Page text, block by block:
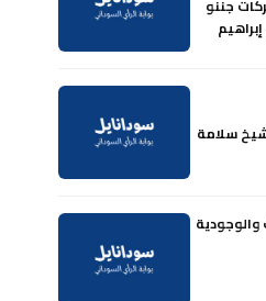
جننو
سلامة
والوجودية